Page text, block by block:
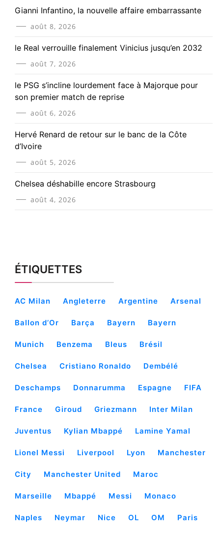
Gianni Infantino, la nouvelle affaire embarrassante
août 8, 2026
le Real verrouille finalement Vinicius jusqu’en 2032
août 7, 2026
le PSG s’incline lourdement face à Majorque pour
son premier match de reprise
août 6, 2026
Hervé Renard de retour sur le banc de la Côte
d’Ivoire
août 5, 2026
Chelsea déshabille encore Strasbourg
août 4, 2026
ÉTIQUETTES
AC Milan Angleterre Argentine Arsenal
Ballon d’Or Barça Bayern Bayern
Munich Benzema Bleus Brésil
Chelsea Cristiano Ronaldo Dembélé
Deschamps Donnarumma Espagne FIFA
France Giroud Griezmann Inter Milan
Juventus Kylian Mbappé Lamine Yamal
Lionel Messi Liverpool Lyon Manchester
City Manchester United Maroc
Marseille Mbappé Messi Monaco
Naples Neymar Nice OL OM Paris